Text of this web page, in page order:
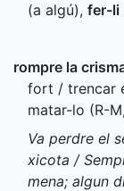
(a algú), fer-li
rompre la
fort / trencar
matar-lo (R-M,
Va perdre el
xicota /
mena; algun